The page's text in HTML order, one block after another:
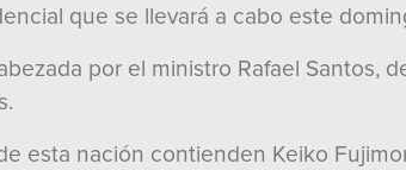
que se llevará a cabo este
por el ministro Rafael Santos,
esta nación contienden Keiko